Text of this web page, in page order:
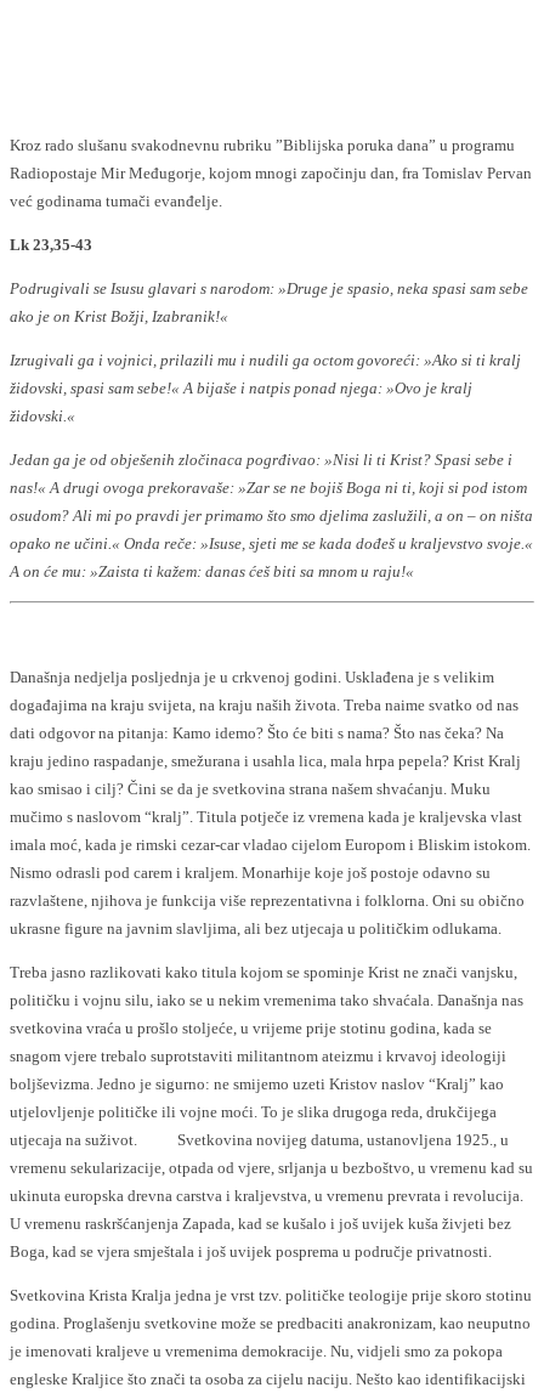
Kroz rado slušanu svakodnevnu rubriku ”Biblijska poruka dana” u programu
Radiopostaje Mir Međugorje, kojom mnogi započinju dan, fra Tomislav Pervan
već godinama tumači evanđelje.
Lk 23,35-43
Podrugivali se Isusu glavari s narodom: »Druge je spasio, neka spasi sam sebe
ako je on Krist Božji, Izabranik!«
Izrugivali ga i vojnici, prilazili mu i nudili ga octom govoreći: »Ako si ti kralj
židovski, spasi sam sebe!« A bijaše i natpis ponad njega: »Ovo je kralj
židovski.«
Jedan ga je od obješenih zločinaca pogrđivao: »Nisi li ti Krist? Spasi sebe i
nas!« A drugi ovoga prekoravaše: »Zar se ne bojiš Boga ni ti, koji si pod istom
osudom? Ali mi po pravdi jer primamo što smo djelima zaslužili, a on – on ništa
opako ne učini.« Onda reče: »Isuse, sjeti me se kada dođeš u kraljevstvo svoje.«
A on će mu: »Zaista ti kažem: danas ćeš biti sa mnom u raju!«
Današnja nedjelja posljednja je u crkvenoj godini. Usklađena je s velikim
događajima na kraju svijeta, na kraju naših života. Treba naime svatko od nas
dati odgovor na pitanja: Kamo idemo? Što će biti s nama? Što nas čeka? Na
kraju jedino raspadanje, smežurana i usahla lica, mala hrpa pepela? Krist Kralj
kao smisao i cilj? Čini se da je svetkovina strana našem shvaćanju. Muku
mučimo s naslovom “kralj”. Titula potječe iz vremena kada je kraljevska vlast
imala moć, kada je rimski cezar-car vladao cijelom Europom i Bliskim istokom.
Nismo odrasli pod carem i kraljem. Monarhije koje još postoje odavno su
razvlaštene, njihova je funkcija više reprezentativna i folklorna. Oni su obično
ukrasne figure na javnim slavljima, ali bez utjecaja u političkim odlukama.
Treba jasno razlikovati kako titula kojom se spominje Krist ne znači vanjsku,
političku i vojnu silu, iako se u nekim vremenima tako shvaćala. Današnja nas
svetkovina vraća u prošlo stoljeće, u vrijeme prije stotinu godina, kada se
snagom vjere trebalo suprotstaviti militantnom ateizmu i krvavoj ideologiji
boljševizma. Jedno je sigurno: ne smijemo uzeti Kristov naslov “Kralj” kao
utjelovljenje političke ili vojne moći. To je slika drugoga reda, drukčijega
utjecaja na suživot. Svetkovina novijeg datuma, ustanovljena 1925., u
vremenu sekularizacije, otpada od vjere, srljanja u bezboštvo, u vremenu kad su
ukinuta europska drevna carstva i kraljevstva, u vremenu prevrata i revolucija.
U vremenu raskršćanjenja Zapada, kad se kušalo i još uvijek kuša živjeti bez
Boga, kad se vjera smještala i još uvijek posprema u područje privatnosti.
Svetkovina Krista Kralja jedna je vrst tzv. političke teologije prije skoro stotinu
godina. Proglašenju svetkovine može se predbaciti anakronizam, kao neuputno
je imenovati kraljeve u vremenima demokracije. Nu, vidjeli smo za pokopa
engleske Kraljice što znači ta osoba za cijelu naciju. Nešto kao identifikacijski